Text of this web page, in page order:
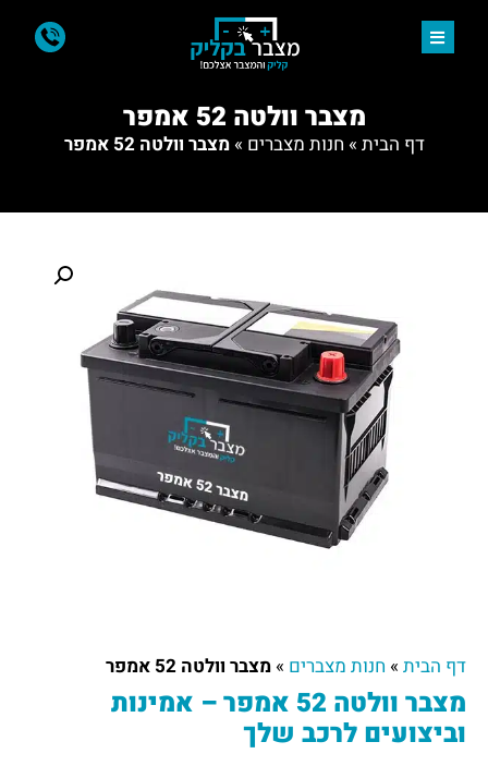
מצבר וולטה 52 אמפר
דף הבית » חנות מצברים »מצבר וולטה 52 אמפר
דף הבית » חנות מצברים » מצבר וולטה 52 אמפר
מצבר וולטה 52 אמפר – אמינות
וביצועים לרכב שלך